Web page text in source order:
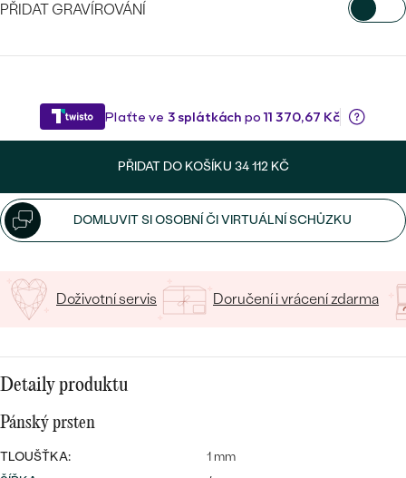
Bestsellery
OBJEVIT
PŘIDAT GRAVÍROVÁNÍ
Napište iniciály/text
PŘIDAT DO KOŠÍKU 34 112 KČ
DOMLUVIT SI OSOBNÍ ČI VIRTUÁLNÍ SCHŮZKU
Doživotní servis Doručení i vrácení zdarma
Detaily produktu
Pánský prsten
TLOUŠŤKA:
1 mm